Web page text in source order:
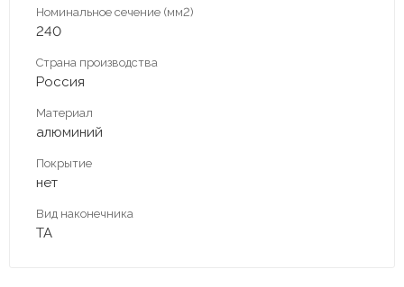
Номинальное сечение (мм2)
240
Страна производства
Россия
Материал
алюминий
Покрытие
нет
Вид наконечника
ТА